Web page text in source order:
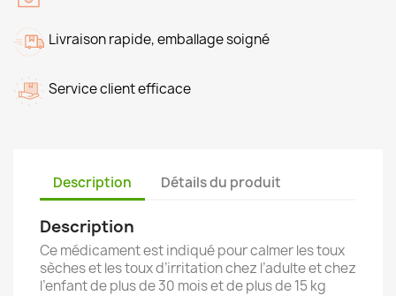
Livraison rapide, emballage soigné
Service client efficace
Description Détails du produit
Description
Ce médicament est indiqué pour calmer les toux
sèches et les toux d’irritation chez l’adulte et chez
l’enfant de plus de 30 mois et de plus de 15 kg